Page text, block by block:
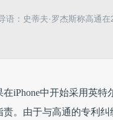
语：史蒂夫·罗杰斯称高通
iPhone中开始采用英
。由于与高通的专利